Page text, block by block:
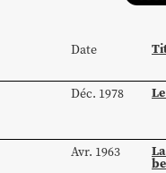
Date
Déc. 1978
Avr. 1963